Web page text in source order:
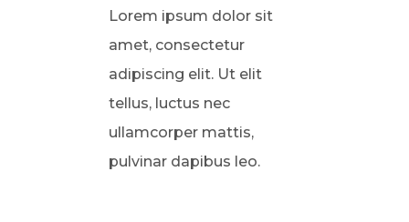
Lorem ipsum dolor sit
amet, consectetur
adipiscing elit. Ut elit
tellus, luctus nec
ullamcorper mattis,
pulvinar dapibus leo.